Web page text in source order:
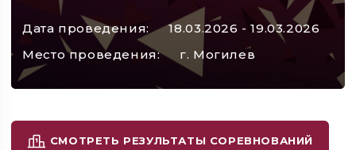
Дата проведения:
18.03.2026 - 19.03.2026
Место проведения:
г. Могилев
СМОТРЕТЬ РЕЗУЛЬТАТЫ СОРЕВНОВАНИЙ